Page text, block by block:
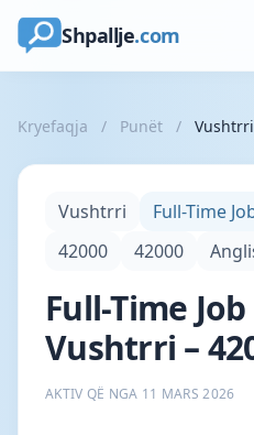
Shpallje.com
Kryefaqja / Punët / Vushtrri
Vushtrri
Full-Time
42000
42000
Full-Time
Vushtrri –
AKTIV QË NGA 11 MARS 2026